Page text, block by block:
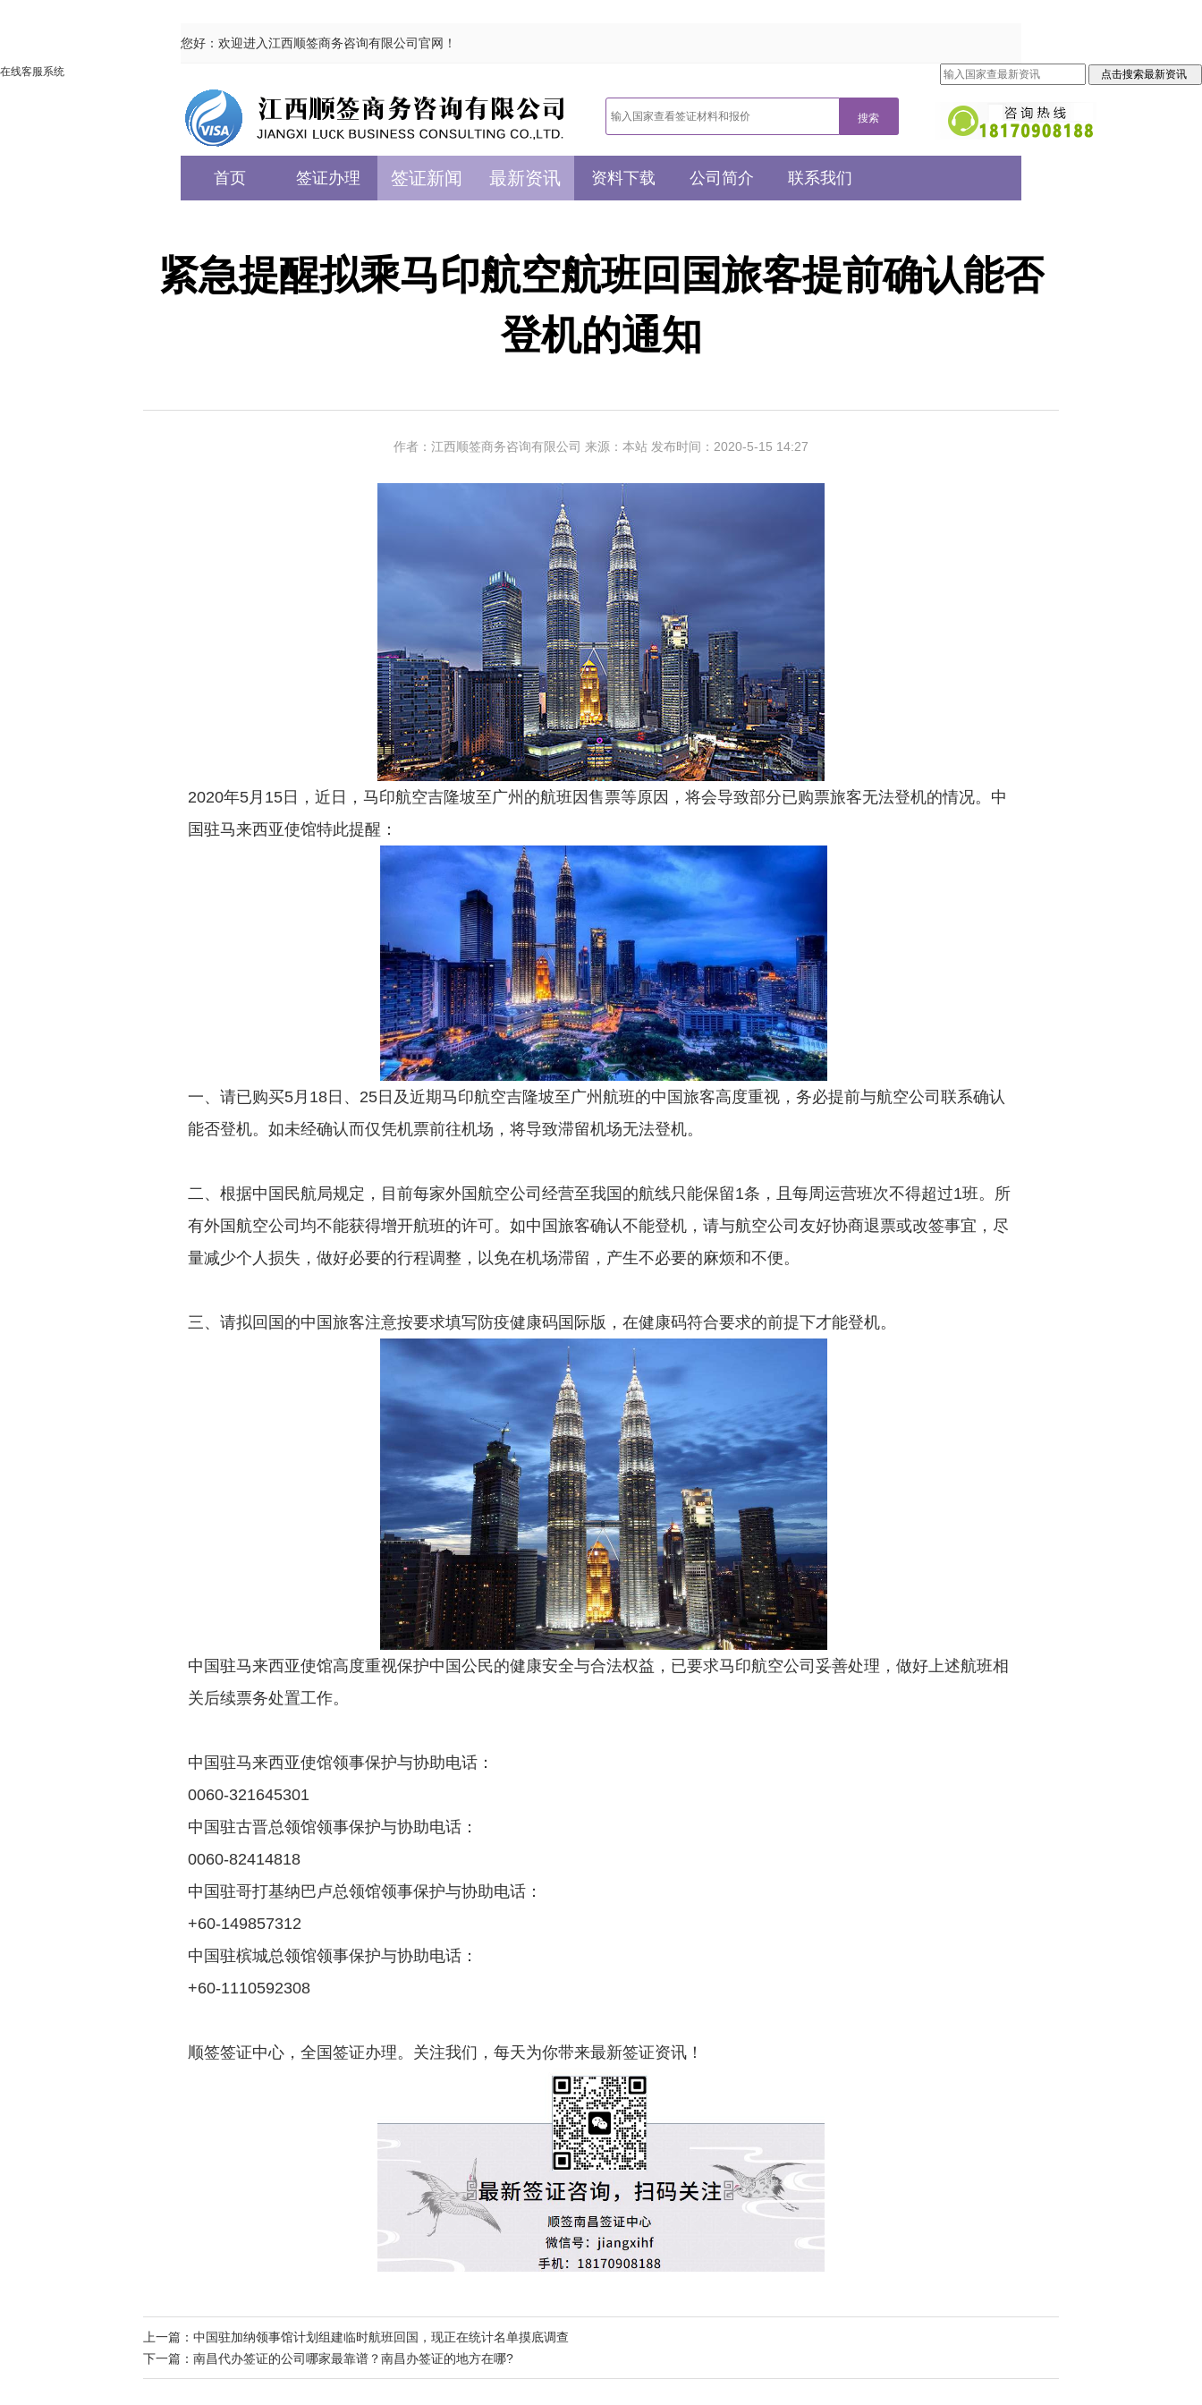
您好：欢迎进入江西顺签商务咨询有限公司官网！
在线客服系统
首页 签证办理 签证新闻 最新资讯 资料下载 公司简介 联系我们
紧急提醒拟乘马印航空航班回国旅客提前确认能否
登机的通知
作者：江西顺签商务咨询有限公司 来源：本站 发布时间：2020-5-15 14:27
2020年5月15日，近日，马印航空吉隆坡至广州的航班因售票等原因，将会导致部分已购票旅客无法登机的情况。中
国驻马来西亚使馆特此提醒：
一、请已购买5月18日、25日及近期马印航空吉隆坡至广州航班的中国旅客高度重视，务必提前与航空公司联系确认
能否登机。如未经确认而仅凭机票前往机场，将导致滞留机场无法登机。
二、根据中国民航局规定，目前每家外国航空公司经营至我国的航线只能保留1条，且每周运营班次不得超过1班。所
有外国航空公司均不能获得增开航班的许可。如中国旅客确认不能登机，请与航空公司友好协商退票或改签事宜，尽
量减少个人损失，做好必要的行程调整，以免在机场滞留，产生不必要的麻烦和不便。
三、请拟回国的中国旅客注意按要求填写防疫健康码国际版，在健康码符合要求的前提下才能登机。
中国驻马来西亚使馆高度重视保护中国公民的健康安全与合法权益，已要求马印航空公司妥善处理，做好上述航班相
关后续票务处置工作。
中国驻马来西亚使馆领事保护与协助电话：
0060-321645301
中国驻古晋总领馆领事保护与协助电话：
0060-82414818
中国驻哥打基纳巴卢总领馆领事保护与协助电话：
+60-149857312
中国驻槟城总领馆领事保护与协助电话：
+60-1110592308
顺签签证中心，全国签证办理。关注我们，每天为你带来最新签证资讯！
上一篇： 中国驻加纳领事馆计划组建临时航班回国，现正在统计名单摸底调查
下一篇： 南昌代办签证的公司哪家最靠谱？南昌办签证的地方在哪?